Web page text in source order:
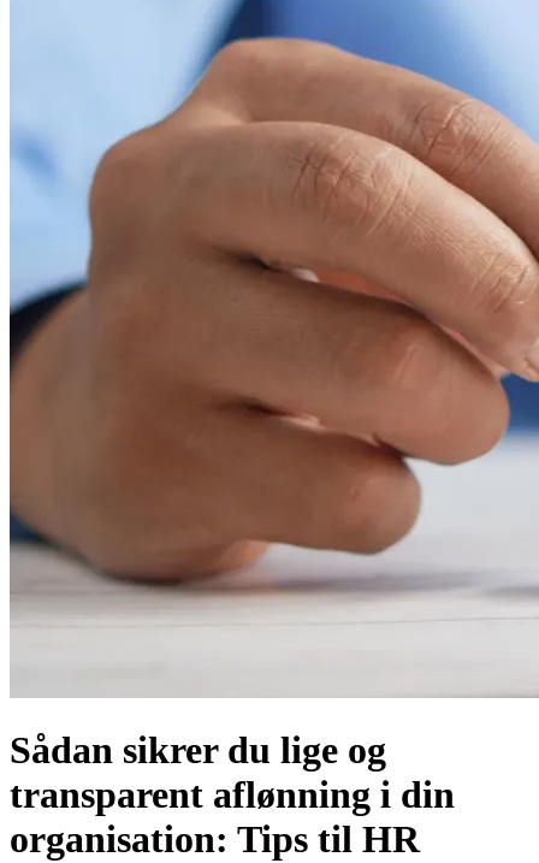
Sådan sikrer du lige og
transparent aflønning i din
organisation: Tips til HR